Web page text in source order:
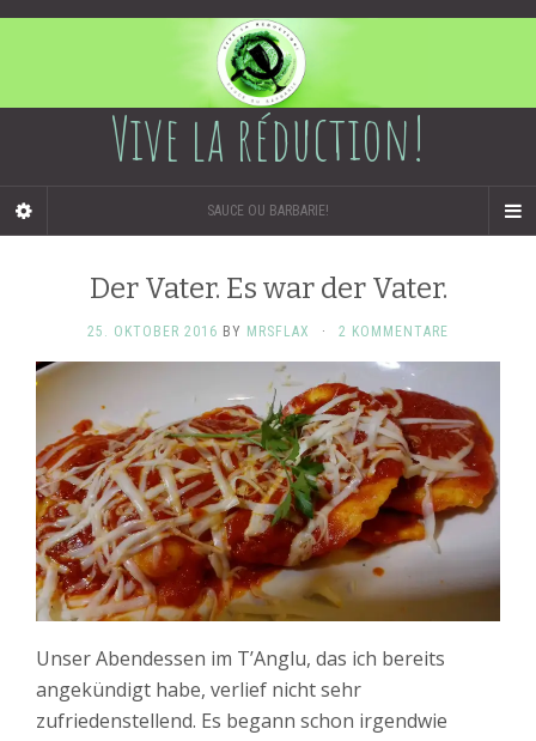
Vive la réduction!
SAUCE OU BARBARIE!
Der Vater. Es war der Vater.
25. OKTOBER 2016 BY MRSFLAX · 2 KOMMENTARE
Unser Abendessen im T’Anglu, das ich bereits
angekündigt habe, verlief nicht sehr
zufriedenstellend. Es begann schon irgendwie